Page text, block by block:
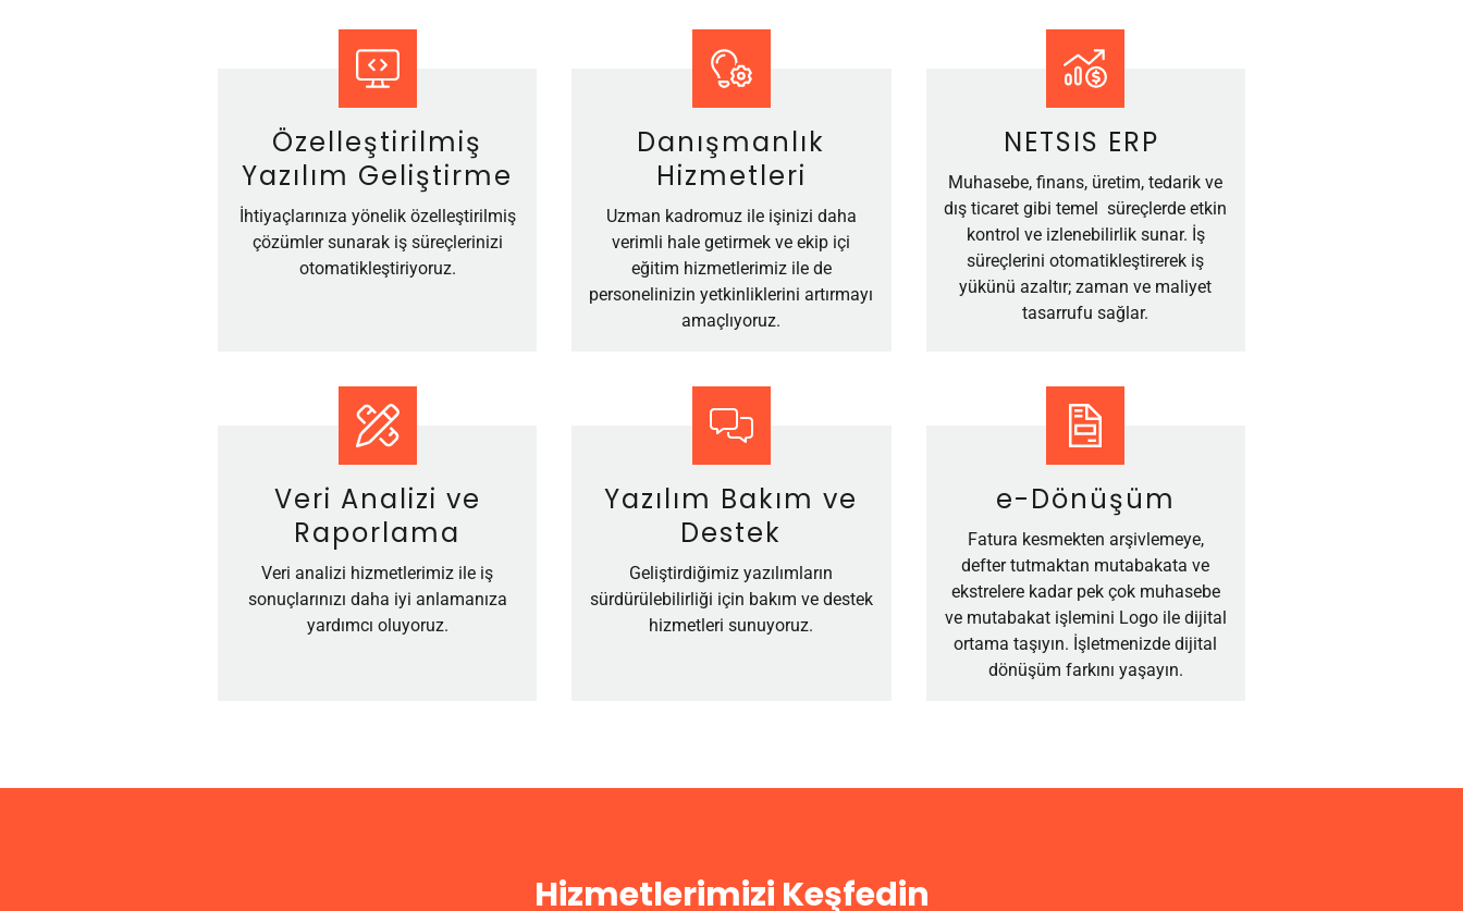
Özelleştirilmiş
Yazılım Geliştirme
İhtiyaçlarınıza yönelik özelleştirilmiş
çözümler sunarak iş süreçlerinizi
otomatikleştiriyoruz.
Danışmanlık
Hizmetleri
Uzman kadromuz ile işinizi daha
verimli hale getirmek ve ekip içi
eğitim hizmetlerimiz ile de
personelinizin yetkinliklerini artırmayı
amaçlıyoruz.
NETSIS ERP
Muhasebe, finans, üretim, tedarik ve
dış ticaret gibi temel süreçlerde etkin
kontrol ve izlenebilirlik sunar. İş
süreçlerini otomatikleştirerek iş
yükünü azaltır; zaman ve maliyet
tasarrufu sağlar.
Veri Analizi ve
Raporlama
Veri analizi hizmetlerimiz ile iş
sonuçlarınızı daha iyi anlamanıza
yardımcı oluyoruz.
Yazılım Bakım ve
Destek
Geliştirdiğimiz yazılımların
sürdürülebilirliği için bakım ve destek
hizmetleri sunuyoruz.
e-Dönüşüm
Fatura kesmekten arşivlemeye,
defter tutmaktan mutabakata ve
ekstrelere kadar pek çok muhasebe
ve mutabakat işlemini Logo ile dijital
ortama taşıyın. İşletmenizde dijital
dönüşüm farkını yaşayın.
Hizmetlerimizi Keşfedin